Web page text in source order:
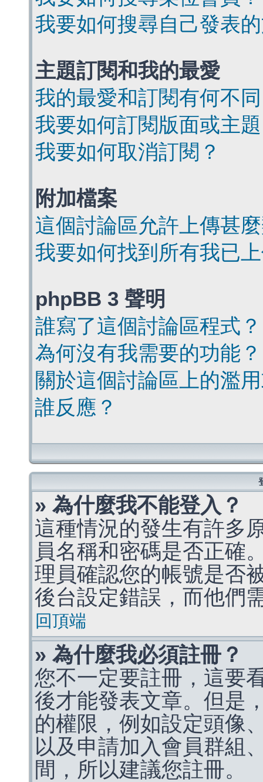
我要如何搜尋自己發表
主題訂閱和我的最愛
我的最愛和訂閱有何不
我要如何訂閱版面或主
我要如何取消訂閱？
附加檔案
這個討論區允許上傳甚
我要如何找到所有我已
phpBB 3 聲明
誰寫了這個討論區程式？
為何沒有我需要的功能？
關於這個討論區上的濫
誰反應？
» 為什麼我不能登入？
這種情況的發生有許多
員名稱和密碼是否正確
理員確認您的帳號是否
後台設定錯誤，而他們
回頂端
» 為什麼我必須註冊？
您不一定要註冊，這要
後才能發表文章。但是
的權限，例如設定頭像
以及申請加入會員群組
間，所以建議您註冊。